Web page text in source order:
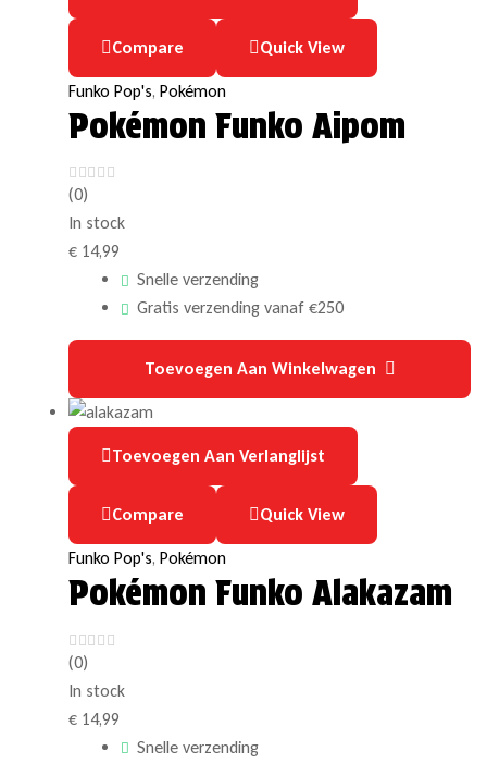
Compare Quick View
Funko Pop's, Pokémon
Pokémon Funko Aipom
(0)
In stock
€ 14,99
Snelle verzending
Gratis verzending vanaf €250
Toevoegen Aan Winkelwagen
Toevoegen Aan Verlanglijst
Compare Quick View
Funko Pop's, Pokémon
Pokémon Funko Alakazam
(0)
In stock
€ 14,99
Snelle verzending